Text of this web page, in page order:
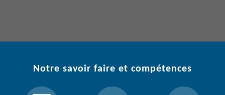
Notre savoir faire et compétences